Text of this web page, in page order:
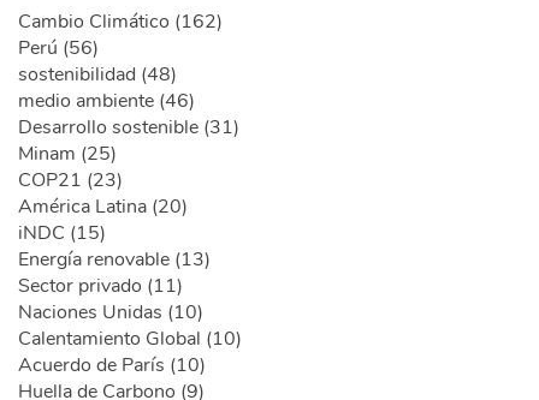
Cambio Climático (162)
Perú (56)
sostenibilidad (48)
medio ambiente (46)
Desarrollo sostenible (31)
Minam (25)
COP21 (23)
América Latina (20)
iNDC (15)
Energía renovable (13)
Sector privado (11)
Naciones Unidas (10)
Calentamiento Global (10)
Acuerdo de París (10)
Huella de Carbono (9)